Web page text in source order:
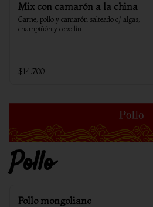
Mix con camarón a la china
Carne, pollo y camarón salteado c/ algas,
champiñón y cebollín
$14.700
Pollo
Pollo mongoliano